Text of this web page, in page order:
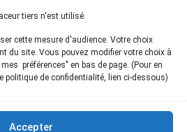
tiers n'est utilisé.
cette mesure d'audience. Votre choix
du site. Vous pouvez modifier votre choix à
préférences" en bas de page. (Pour en
politique de confidentialité, lien ci-dessous)
Accepter
Plan du site
à notrenewsletter